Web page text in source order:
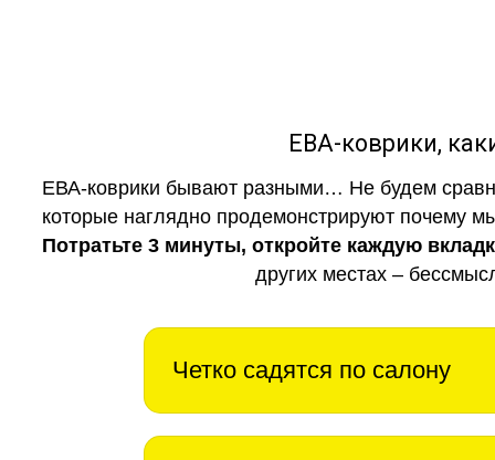
ЕВА-коврики,
ЕВА-коврики бывают разными… Не будем
которые наглядно продемонстрируют почему
Потратьте 3 минуты, откройте каждую
других местах –
Четко садятся по салону